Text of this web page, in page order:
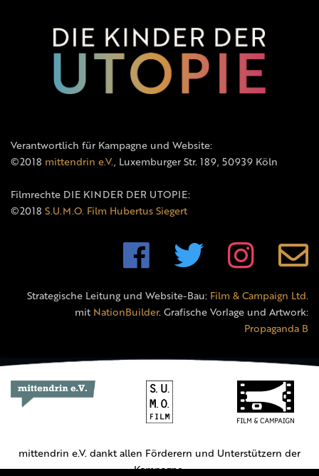
Verantwortlich für Kampagne und Website:
©2018 mittendrin e.V., Luxemburger Str. 189, 50939 Köln
Filmrechte DIE KINDER DER UTOPIE:
©2018 S.U.M.O. Film Hubertus Siegert
Strategische Leitung und Website-Bau: Film & Campaign Ltd.
mit NationBuilder. Grafische Vorlage und Artwork:
Propaganda B
mittendrin e.V. dankt allen Förderern und Unterstützern der
Kampagne.